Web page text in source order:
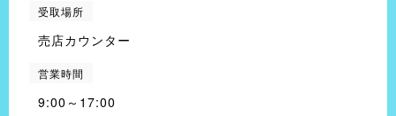
受取場所
売店カウンター
営業時間
9:00～17:00